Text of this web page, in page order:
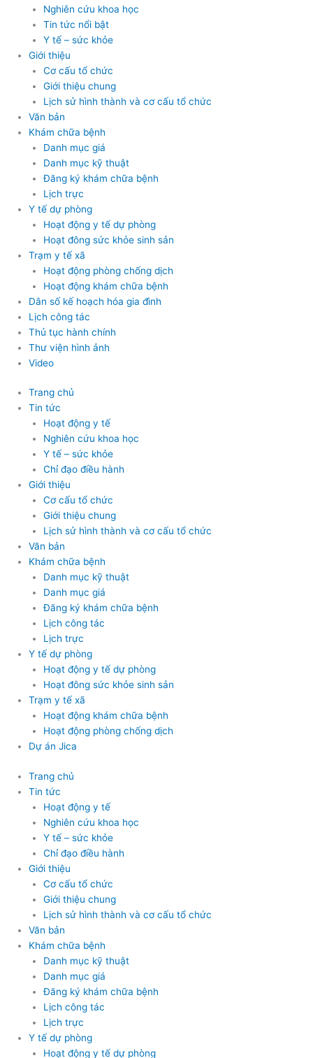
Nghiên cứu khoa học
Tin tức nổi bật
Y tế – sức khỏe
Giới thiệu
Cơ cấu tổ chức
Giới thiệu chung
Lịch sử hình thành và cơ cấu tổ chức
Văn bản
Khám chữa bệnh
Danh mục giá
Danh mục kỹ thuật
Đăng ký khám chữa bệnh
Lịch trực
Y tế dự phòng
Hoạt động y tế dự phòng
Hoạt đông sức khỏe sinh sản
Trạm y tế xã
Hoạt động phòng chống dịch
Hoạt động khám chữa bệnh
Dân số kế hoạch hóa gia đình
Lịch công tác
Thủ tục hành chính
Thư viện hình ảnh
Video
Trang chủ
Tin tức
Hoạt động y tế
Nghiên cứu khoa học
Y tế – sức khỏe
Chỉ đạo điều hành
Giới thiệu
Cơ cấu tổ chức
Giới thiệu chung
Lịch sử hình thành và cơ cấu tổ chức
Văn bản
Khám chữa bệnh
Danh mục kỹ thuật
Danh mục giá
Đăng ký khám chữa bệnh
Lịch công tác
Lịch trực
Y tế dự phòng
Hoạt động y tế dự phòng
Hoạt đông sức khỏe sinh sản
Trạm y tế xã
Hoạt động khám chữa bệnh
Hoạt động phòng chống dịch
Dự án Jica
Trang chủ
Tin tức
Hoạt động y tế
Nghiên cứu khoa học
Y tế – sức khỏe
Chỉ đạo điều hành
Giới thiệu
Cơ cấu tổ chức
Giới thiệu chung
Lịch sử hình thành và cơ cấu tổ chức
Văn bản
Khám chữa bệnh
Danh mục kỹ thuật
Danh mục giá
Đăng ký khám chữa bệnh
Lịch công tác
Lịch trực
Y tế dự phòng
Hoạt động y tế dự phòng